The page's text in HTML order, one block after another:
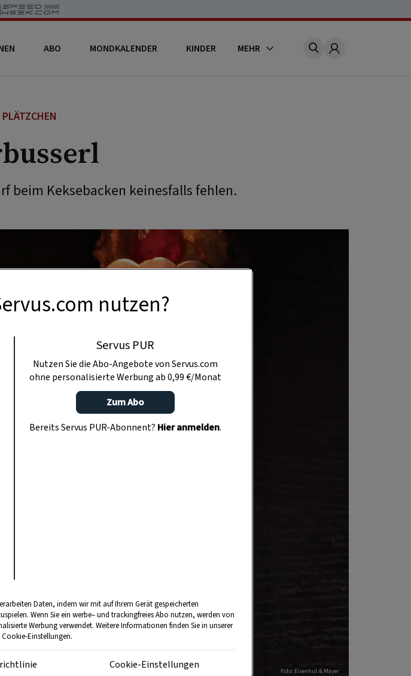
ABO MONDKALENDER KINDER MEHR Account
beim Keksebacken keinesfalls fehlen.
Foto: Eisenhut & Mayer
nutzen?
Servus PUR
Nutzen Sie die Abo-Angebote von Servus.com
ohne personalisierte Werbung ab 0,99 €/Monat
Zum Abo
Bereits Servus PUR-Abonnent? Hier anmelden.
Daten, indem wir mit auf Ihrem Gerät gespeicherten
Wenn Sie ein werbe– und trackingfreies Abo nutzen, werden von
Werbung verwendet. Weitere Informationen finden Sie in unserer
Einstellungen.
Cookie-Einstellungen